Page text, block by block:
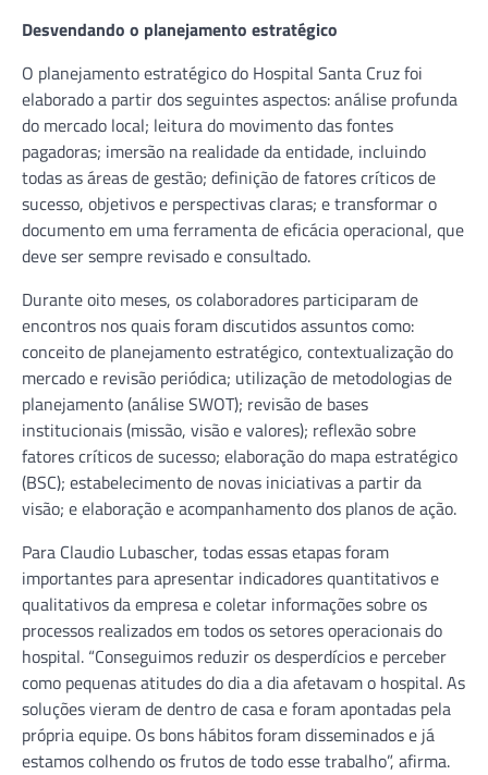
Desvendando o planejamento estratégico
O planejamento estratégico do Hospital Santa Cruz foi
elaborado a partir dos seguintes aspectos: análise profunda
do mercado local; leitura do movimento das fontes
pagadoras; imersão na realidade da entidade, incluindo
todas as áreas de gestão; definição de fatores críticos de
sucesso, objetivos e perspectivas claras; e transformar o
documento em uma ferramenta de eficácia operacional, que
deve ser sempre revisado e consultado.
Durante oito meses, os colaboradores participaram de
encontros nos quais foram discutidos assuntos como:
conceito de planejamento estratégico, contextualização do
mercado e revisão periódica; utilização de metodologias de
planejamento (análise SWOT); revisão de bases
institucionais (missão, visão e valores); reflexão sobre
fatores críticos de sucesso; elaboração do mapa estratégico
(BSC); estabelecimento de novas iniciativas a partir da
visão; e elaboração e acompanhamento dos planos de ação.
Para Claudio Lubascher, todas essas etapas foram
importantes para apresentar indicadores quantitativos e
qualitativos da empresa e coletar informações sobre os
processos realizados em todos os setores operacionais do
hospital. “Conseguimos reduzir os desperdícios e perceber
como pequenas atitudes do dia a dia afetavam o hospital. As
soluções vieram de dentro de casa e foram apontadas pela
própria equipe. Os bons hábitos foram disseminados e já
estamos colhendo os frutos de todo esse trabalho”, afirma.